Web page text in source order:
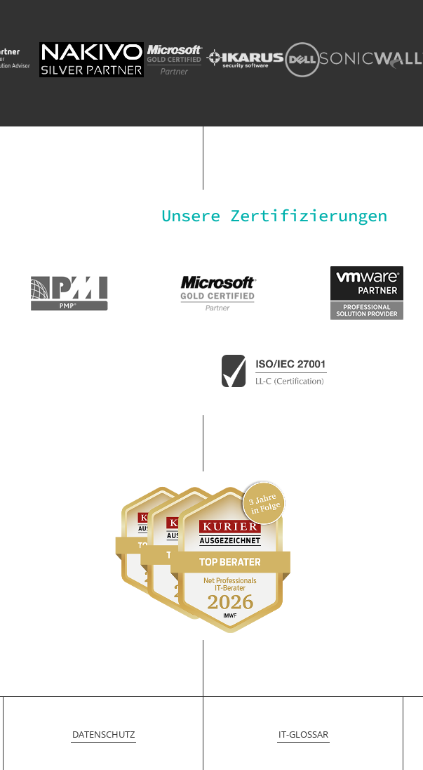
Unsere Zertifizierungen
DATENSCHUTZ IT-GLOSSAR